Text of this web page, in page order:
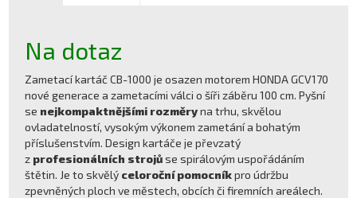
Na dotaz
Zametací kartáč CB-1000 je osazen motorem HONDA GCV170
nové generace a zametacími válci o šíři záběru 100 cm. Pyšní
se nejkompaktnějšími rozměryna trhu, skvělou
ovladatelností, vysokým výkonem zametání a bohatým
příslušenstvím. Design kartáče je převzatý
z profesionálních strojůse spirálovým uspořádáním
štětin. Je to skvělý celoroční pomocníkpro údržbu
zpevněných ploch ve městech, obcích či firemních areálech.